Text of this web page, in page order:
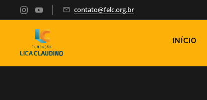
contato@felc.org.br
INÍCIO